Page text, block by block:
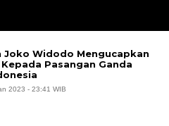
Joko Widodo Mengucapkan
Pasangan Ganda
2023 - 23:41 WIB